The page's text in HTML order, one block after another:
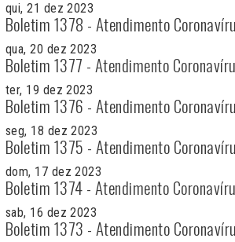
qui, 21 dez 2023
Boletim 1378 - Atendimento
qua, 20 dez 2023
Boletim 1377 - Atendimento
ter, 19 dez 2023
Boletim 1376 - Atendimento
seg, 18 dez 2023
Boletim 1375 - Atendimento
dom, 17 dez 2023
Boletim 1374 - Atendimento
sab, 16 dez 2023
Boletim 1373 - Atendimento